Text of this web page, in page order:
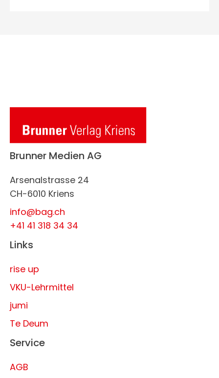
Brunner Medien AG
Arsenalstrasse 24
CH-6010 Kriens
info@bag.ch
+41 41 318 34 34
Links
rise up
VKU-Lehrmittel
jumi
Te Deum
Service
AGB